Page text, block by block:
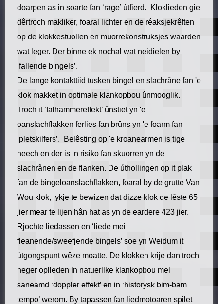
doarpen as in soarte fan ‘rage’ útfierd. Kloklieden gie
dêrtroch makliker, foaral lichter en de réaksjekrêften
op de klokkestuollen en muorrekonstruksjes waarden
wat leger. Der binne ek nochal wat neidielen by
‘fallende bingels’.
De lange kontakttiid tusken bingel en slachrâne fan 'e
klok makket in optimale klankopbou ûnmooglik.
Troch it ‘falhammereffekt’ ûnstiet yn 'e
oanslachflakken ferlies fan brûns yn 'e foarm fan
‘pletskilfers’. Belêsting op 'e kroanearmen is tige
heech en der is in risiko fan skuorren yn de
slachrânen en de flanken. De úthollingen op it plak
fan de bingeloanslachflakken, foaral by de grutte Van
Wou klok, lykje te bewizen dat dizze klok de lêste 65
jier mear te lijen hân hat as yn de eardere 423 jier.
Rjochte liedassen en ‘liede mei
fleanende/sweefjende bingels’ soe yn Weidum it
útgongspunt wêze moatte. De klokken krije dan troch
heger oplieden in natuerlike klankopbou mei
saneamd ‘doppler effekt’ en in ‘historysk bim-bam
tempo’ werom. By tapassen fan liedmotoaren spilet